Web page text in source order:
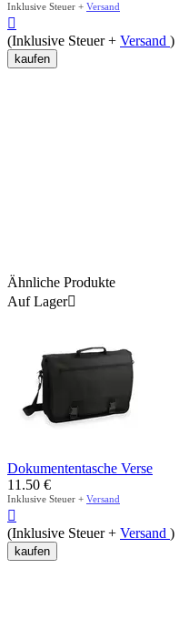
Inklusive Steuer + Versand

(Inklusive Steuer + Versand )
kaufen
Ähnliche Produkte
Auf Lager
Dokumententasche Verse
11.50 €
Inklusive Steuer + Versand

(Inklusive Steuer + Versand )
kaufen